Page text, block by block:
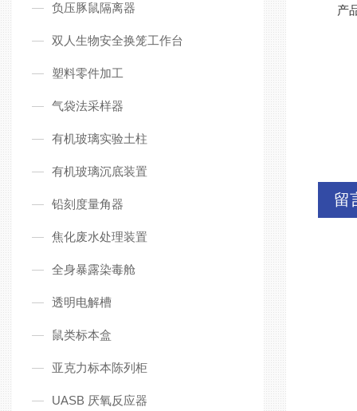
负压豚鼠隔离器
双人生物安全换笼工作台
塑料零件加工
气袋法采样器
有机玻璃实验土柱
有机玻璃沉底装置
铅刻度量角器
焦化废水处理装置
全身暴露染毒舱
透明电解槽
鼠类标本盒
亚克力标本陈列柜
UASB 厌氧反应器
产
留